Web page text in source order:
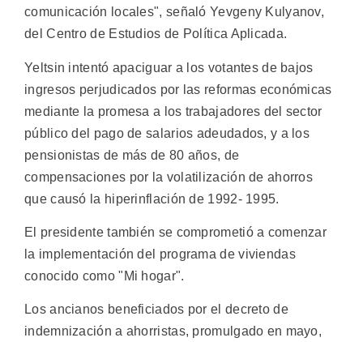
comunicación locales", señaló Yevgeny Kulyanov,
del Centro de Estudios de Política Aplicada.
Yeltsin intentó apaciguar a los votantes de bajos
ingresos perjudicados por las reformas económicas
mediante la promesa a los trabajadores del sector
público del pago de salarios adeudados, y a los
pensionistas de más de 80 años, de
compensaciones por la volatilización de ahorros
que causó la hiperinflación de 1992- 1995.
El presidente también se comprometió a comenzar
la implementación del programa de viviendas
conocido como "Mi hogar".
Los ancianos beneficiados por el decreto de
indemnización a ahorristas, promulgado en mayo,